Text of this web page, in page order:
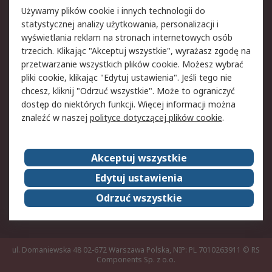
Aspekty prawne
Bezpieczeństwo e-
maila
Polityka dotycząca
plików cookie
Polityka prywatności
Użytkowanie witryny
Zastrzeżenia prawne
Warunki Sprzedaży
Kontakt
O firmie RS
RS na świecie
Kariera
Nagrody dla RS
ESG
ul. Domaniewska 48 02-672 Warszawa Polska, NIP: PL 7010263911 © RS
Components Sp. z o.o.
Używamy plików cookie i innych technologii do
statystycznej analizy użytkowania, personalizacji i
wyświetlania reklam na stronach internetowych osób
trzecich. Klikając "Akceptuj wszystkie", wyrażasz zgodę na
przetwarzanie wszystkich plików cookie. Możesz wybrać
pliki cookie, klikając "Edytuj ustawienia". Jeśli tego nie
chcesz, kliknij "Odrzuć wszystkie". Może to ograniczyć
dostęp do niektórych funkcji. Więcej informacji można
znaleźć w naszej polityce dotyczącej plików cookie.
Akceptuj wszystkie
Edytuj ustawienia
Odrzuć wszystkie